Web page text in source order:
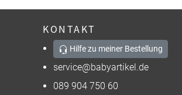
KONTAKT
Hilfe zu meiner Bestellung
service@babyartikel.de
089 904 750 60